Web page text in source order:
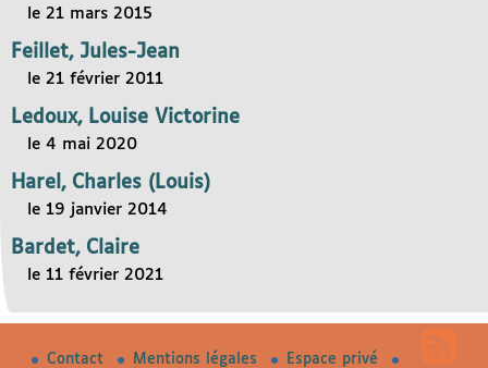
le 21 mars 2015
Feillet, Jules-Jean
le 21 février 2011
Ledoux, Louise Victorine
le 4 mai 2020
Harel, Charles (Louis)
le 19 janvier 2014
Bardet, Claire
le 11 février 2021
Contact Mentions légales Espace privé